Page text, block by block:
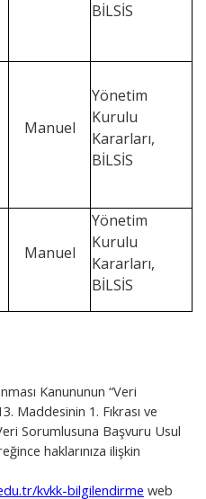
BİLSİS
Manuel
Yönetim
Kurulu
Kararları,
BİLSİS
Manuel
Yönetim
Kurulu
Kararları,
BİLSİS
Kanununun “Veri
Maddesinin 1. Fıkrası ve
Sorumlusuna Başvuru Usul
haklarınıza ilişkin
kvkk-bilgilendirme web